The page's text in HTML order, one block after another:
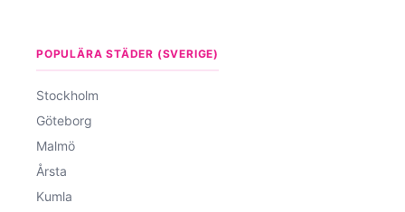
POPULÄRA STÄDER (SVERIGE)
Stockholm
Göteborg
Malmö
Årsta
Kumla